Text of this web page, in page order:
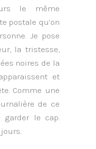
le même
postale qu’on
Je pose
la tristesse,
noires de la
et
Comme une
de ce
le cap.